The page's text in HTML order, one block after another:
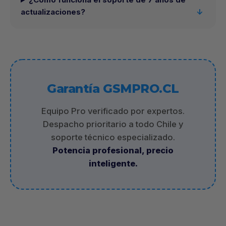
actualizaciones?
Garantía GSMPRO.CL
Equipo Pro verificado por expertos.
Despacho prioritario a todo Chile y
soporte técnico especializado.
Potencia profesional, precio
inteligente.